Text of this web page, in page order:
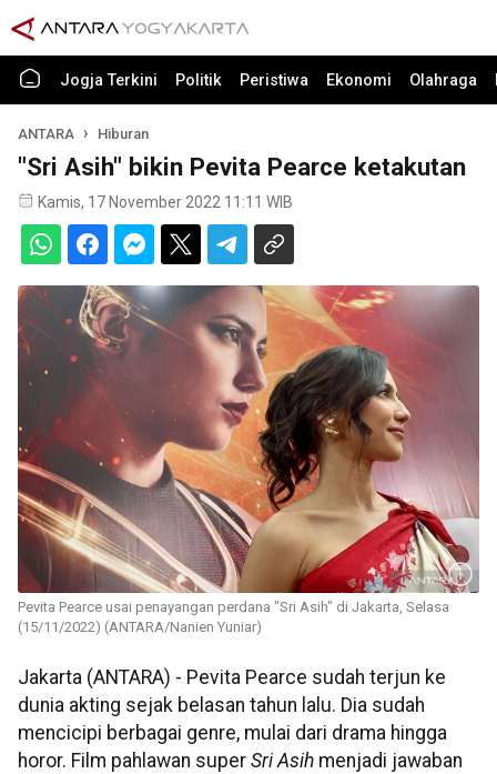
Jogja Terkini Politik Peristiwa Ekonomi Olahraga
ANTARA Hiburan
"Sri Asih" bikin Pevita Pearce ketakutan
Kamis, 17 November 2022 11:11 WIB
Pevita Pearce usai penayangan perdana "Sri Asih" di Jakarta, Selasa
(15/11/2022) (ANTARA/Nanien Yuniar)
Jakarta (ANTARA) - Pevita Pearce sudah terjun ke
dunia akting sejak belasan tahun lalu. Dia sudah
mencicipi berbagai genre, mulai dari drama hingga
horor. Film pahlawan super Sri Asih menjadi jawaban